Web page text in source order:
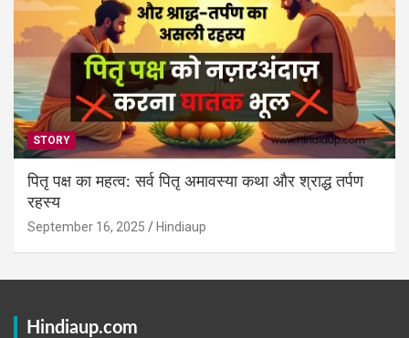
STORY
पितृ पक्ष का महत्व: सर्व पितृ अमावस्या कथा और श्राद्ध तर्पण
रहस्य
September 16, 2025 Hindiaup
Hindiaup.com